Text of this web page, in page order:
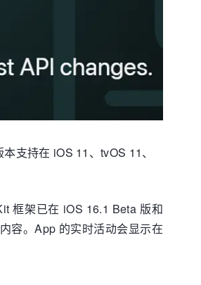
支持在 iOS 11、tvOS 11、
框架已在 iOS 16.1 Beta 版和
容。App 的实时活动会显示在